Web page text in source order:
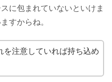
に包まれていないといけま
すからね。
を注意していれば持ち込め